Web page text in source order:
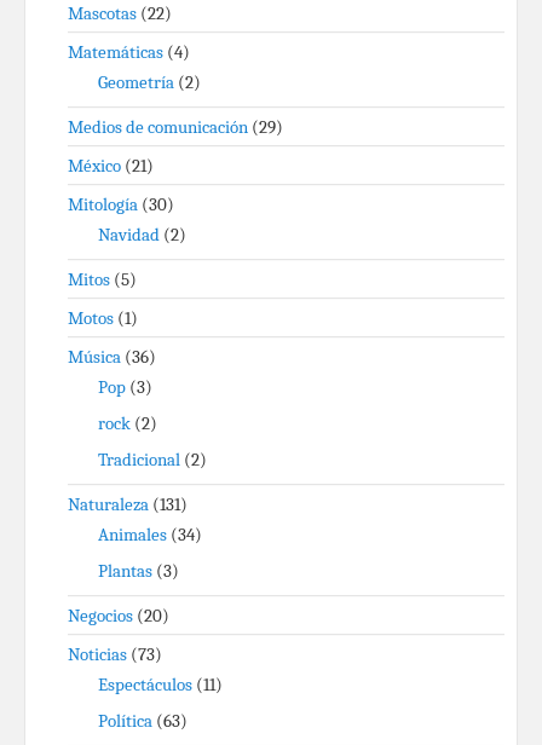
Mascotas (22)
Matemáticas (4)
Geometría (2)
Medios de comunicación (29)
México (21)
Mitología (30)
Navidad (2)
Mitos (5)
Motos (1)
Música (36)
Pop (3)
rock (2)
Tradicional (2)
Naturaleza (131)
Animales (34)
Plantas (3)
Negocios (20)
Noticias (73)
Espectáculos (11)
Política (63)